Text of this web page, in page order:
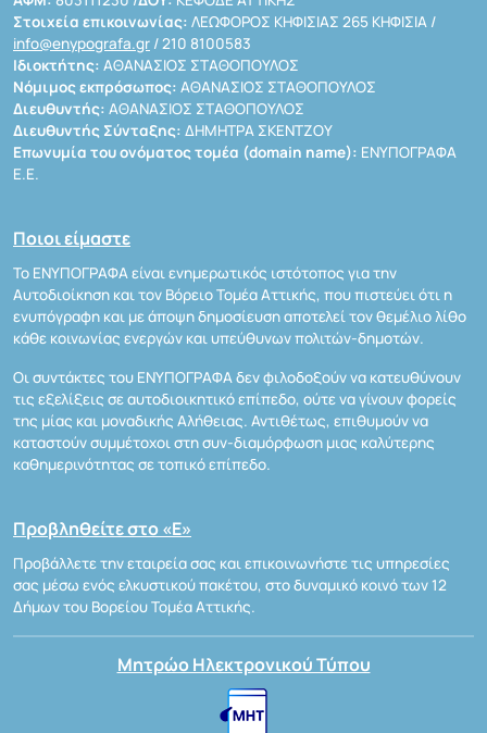
Στοιχεία επικοινωνίας: ΛΕΩΦΟΡΟΣ ΚΗΦΙΣΙΑΣ 265 ΚΗΦΙΣΙΑ /
info@enypografa.gr / 210 8100583
Ιδιοκτήτης: ΑΘΑΝΑΣΙΟΣ ΣΤΑΘΟΠΟΥΛΟΣ
Νόμιμος εκπρόσωπος: ΑΘΑΝΑΣΙΟΣ ΣΤΑΘΟΠΟΥΛΟΣ
Διευθυντής: ΑΘΑΝΑΣΙΟΣ ΣΤΑΘΟΠΟΥΛΟΣ
Διευθυντής Σύνταξης: ΔΗΜΗΤΡΑ ΣΚΕΝΤΖΟΥ
Επωνυμία του ονόματος τομέα (domain name): ΕΝΥΠΟΓΡΑΦΑ
Ε.Ε.
Ποιοι είμαστε
Το ΕΝΥΠΟΓΡΑΦΑ είναι ενημερωτικός ιστότοπος για την
Αυτοδιοίκηση και τον Βόρειο Τομέα Αττικής, που πιστεύει ότι η
ενυπόγραφη και με άποψη δημοσίευση αποτελεί τον θεμέλιο λίθο
κάθε κοινωνίας ενεργών και υπεύθυνων πολιτών-δημοτών.
Οι συντάκτες του ΕΝΥΠΟΓΡΑΦΑ δεν φιλοδοξούν να κατευθύνουν
τις εξελίξεις σε αυτοδιοικητικό επίπεδο, ούτε να γίνουν φορείς
της μίας και μοναδικής Αλήθειας. Αντιθέτως, επιθυμούν να
καταστούν συμμέτοχοι στη συν-διαμόρφωση μιας καλύτερης
καθημερινότητας σε τοπικό επίπεδο.
Προβληθείτε στο «Ε»
Προβάλλετε την εταιρεία σας και επικοινωνήστε τις υπηρεσίες
σας μέσω ενός ελκυστικού πακέτου, στο δυναμικό κοινό των 12
Δήμων του Βορείου Τομέα Αττικής.
Μητρώο Ηλεκτρονικού Τύπου